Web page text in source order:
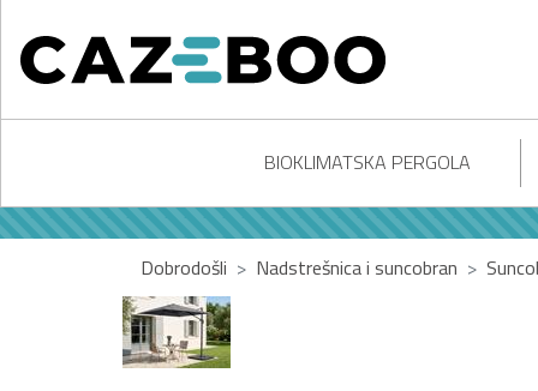
BIOKLIMATSKA PERGOLA
Dobrodošli Nadstrešnica i suncobran